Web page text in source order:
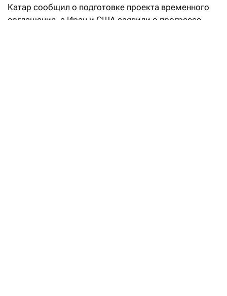
Катар сообщил о подготовке проекта временного
соглашения, а Иран и США заявили о прогрессе